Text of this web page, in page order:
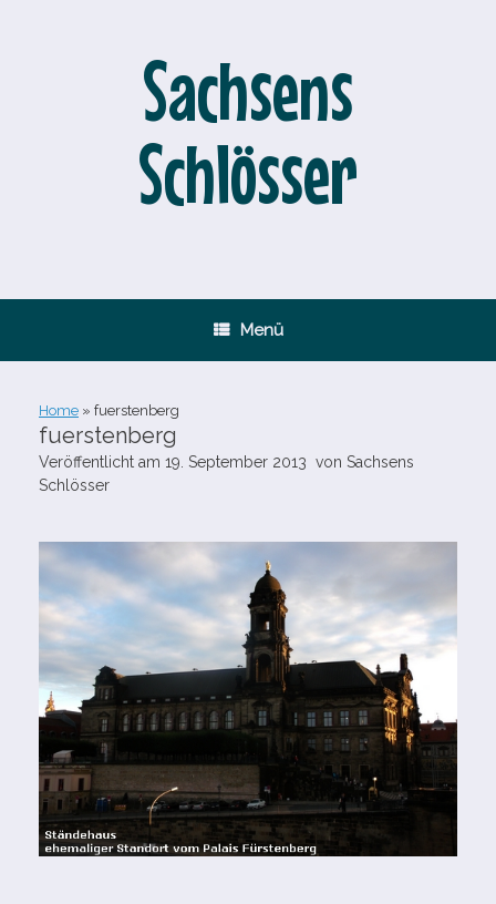
Sachsens
Schlösser
Menü
Home » fuerstenberg
fuerstenberg
Veröffentlicht am 19. September 2013 von Sachsens
Schlösser